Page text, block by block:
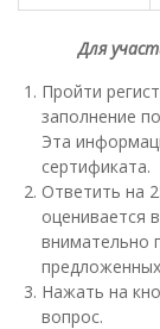
Для
Пройти
заполнение
Эта
сертификата.
Ответить на
оценивается
внимательно
Нажать на
вопрос.